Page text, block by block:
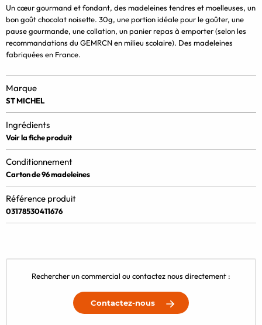
Un cœur gourmand et fondant, des madeleines tendres et moelleuses, un
bon goût chocolat noisette. 30g, une portion idéale pour le goûter, une
pause gourmande, une collation, un panier repas à emporter (selon les
recommandations du GEMRCN en milieu scolaire). Des madeleines
fabriquées en France.
Marque
ST MICHEL
Ingrédients
Voir la fiche produit
Conditionnement
Carton de 96 madeleines
Référence produit
03178530411676
Rechercher un commercial ou contactez nous directement :
Contactez-nous